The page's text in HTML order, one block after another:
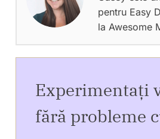
pentru Easy
la Awesome
Experimentați
fără probleme